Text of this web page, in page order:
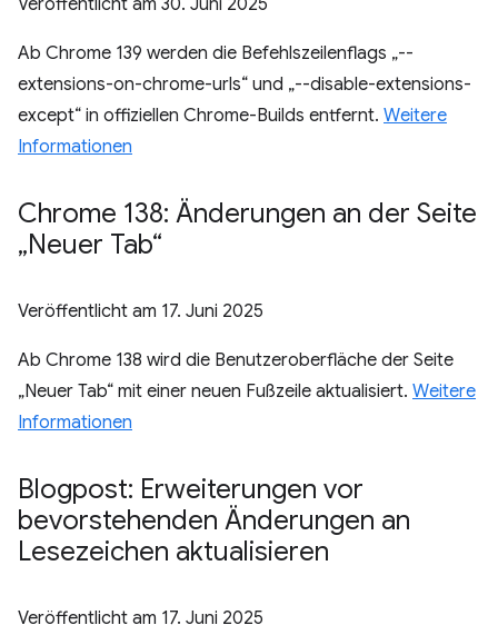
Veröffentlicht am 30. Juni 2025
Ab Chrome 139 werden die Befehlszeilenflags „--
extensions-on-chrome-urls“ und „--disable-extensions-
except“ in offiziellen Chrome-Builds entfernt. Weitere
Informationen
Chrome 138: Änderungen an der Seite
„Neuer Tab“
Veröffentlicht am 17. Juni 2025
Ab Chrome 138 wird die Benutzeroberfläche der Seite
„Neuer Tab“ mit einer neuen Fußzeile aktualisiert. Weitere
Informationen
Blogpost: Erweiterungen vor
bevorstehenden Änderungen an
Lesezeichen aktualisieren
Veröffentlicht am 17. Juni 2025